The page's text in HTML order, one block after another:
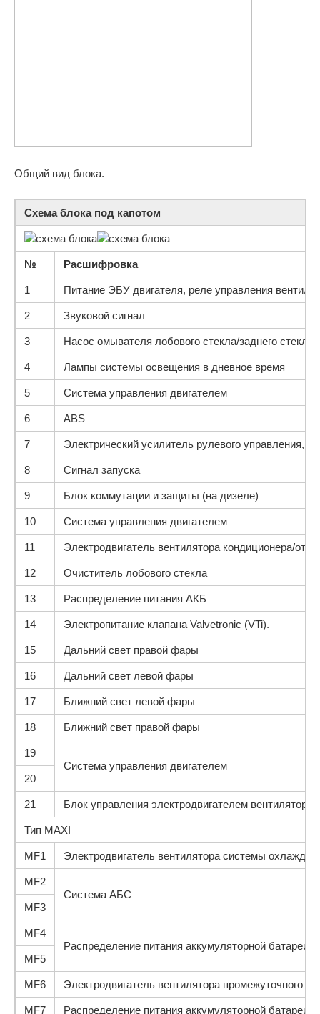
Общий вид блока.
Схема блока под капотом
№ Расшифровка
1 Питание ЭБУ двигателя, реле управления
2 Звуковой сигнал
3 Насос омывателя лобового стекла/заднего стекла
4 Лампы системы освещения в дневное время
5 Система управления двигателем
6 ABS
7 Электрический усилитель рулевого управления,
8 Сигнал запуска
9 Блок коммутации и защиты (на дизеле)
10 Система управления двигателем
11 Электродвигатель вентилятора кондиционера/
12 Очиститель лобового стекла
13 Распределение питания АКБ
14 Электропитание клапана Valvetronic (VTi).
15 Дальний свет правой фары
16 Дальний свет левой фары
17 Ближний свет левой фары
18 Ближний свет правой фары
19
Система управления двигателем
20
21 Блок управления электродвигателем
Тип MAXI
MF1 Электродвигатель вентилятора системы
MF2
Система АБС
MF3
MF4
Распределение питания аккумуляторной батареи
MF5
MF6 Электродвигатель вентилятора промежуточного
MF7 Распределение питания аккумуляторной батареи